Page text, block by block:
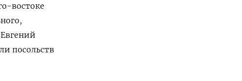
востоке
посольств